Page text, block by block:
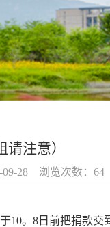
注意）
28 浏览次数： 64
10。8日前把捐款